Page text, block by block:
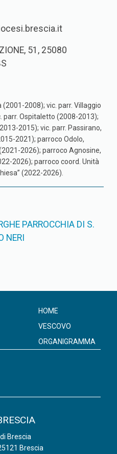
51, 25080
2008); vic. parr. Villaggio
parr. Ospitaletto (2008-2013);
2015); vic. parr. Passirano,
2021); parroco Odolo,
2026); parroco Agnosine,
2026); parroco coord. Unità
(2022-2026).
PARROCCHIA DI S.
NERI
Brescia
Brescia
HOME
VESCOVO
ORGANIGRAMMA